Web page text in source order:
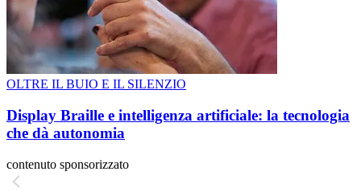
OLTRE IL BUIO E IL SILENZIO
Display Braille e intelligenza artificiale: la tecnologia
che dà autonomia
contenuto sponsorizzato